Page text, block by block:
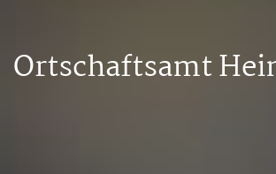
Ortschaftsamt